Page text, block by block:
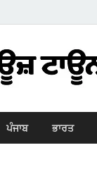
ਪੰਜਾਬ ਭਾਰਤ